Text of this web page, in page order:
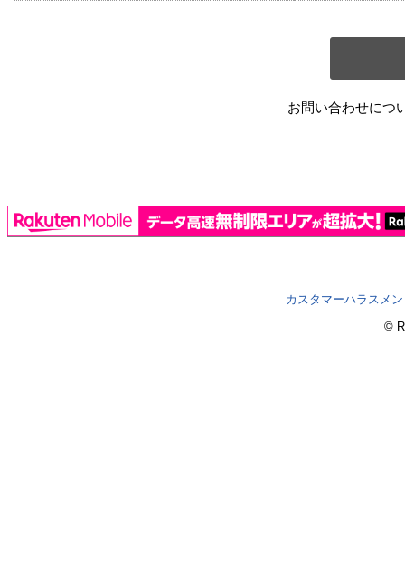
お問い合わせにつ
カスタマーハラスメ
©